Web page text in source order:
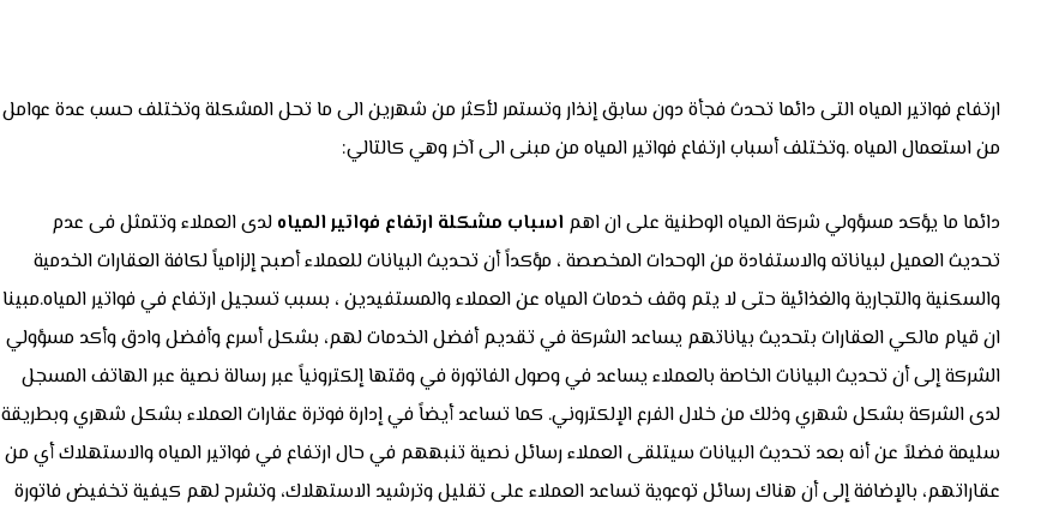
ارتفاع فواتير المياه التى دائما تحدث فجأة دون سابق إنذار وتستمر لأكثر من شهرين الى ما تحل المشكلة وتختلف حسب عدة عوامل
من استعمال المياه .وتختلف أسباب ارتفاع فواتير المياه من مبنى الى آخر وهي كالتالي:
دائما ما يؤكد مسؤولي شركة المياه الوطنية على ان اهم اسباب مشكلة ارتفاع فواتير المياه لدى العملاء وتتمثل فى عدم
تحديث العميل لبياناته والاستفادة من الوحدات المخصصة ، مؤكداً أن تحديث البيانات للعملاء أصبح إلزامياً لكافة العقارات الخدمية
والسكنية والتجارية والغذائية حتى لا يتم وقف خدمات المياه عن العملاء والمستفيدين ، بسبب تسجيل ارتفاع في فواتير المياه.مبينا
ان قيام مالكي العقارات بتحديث بياناتهم يساعد الشركة في تقديم أفضل الخدمات لهم، بشكل أسرع وأفضل وادق وأكد مسؤولي
الشركة إلى أن تحديث البيانات الخاصة بالعملاء يساعد في وصول الفاتورة في وقتها إلكترونياً عبر رسالة نصية عبر الهاتف المسجل
لدى الشركة بشكل شهري وذلك من خلال الفرع الإلكتروني. كما تساعد أيضاً في إدارة فوترة عقارات العملاء بشكل شهري وبطريقة
سليمة فضلاً عن أنه بعد تحديث البيانات سيتلقى العملاء رسائل نصية تنبههم في حال ارتفاع في فواتير المياه والاستهلاك أي من
عقاراتهم، بالإضافة إلى أن هناك رسائل توعوية تساعد العملاء على تقليل وترشيد الاستهلاك، وتشرح لهم كيفية تخفيض فاتورة